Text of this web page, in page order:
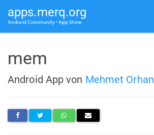
apps.merq.org
Android Community • App Store
mem
Android App von Mehmet Orhan